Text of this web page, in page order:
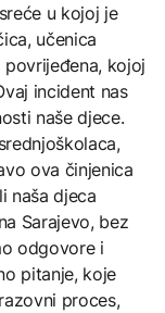
u kojoj je
učenica
povrijeđena, kojoj
incident nas
naše djece.
ova činjenica
naša djeca
Sarajevo, bez
odgovore i
pitanje, koje
proces,